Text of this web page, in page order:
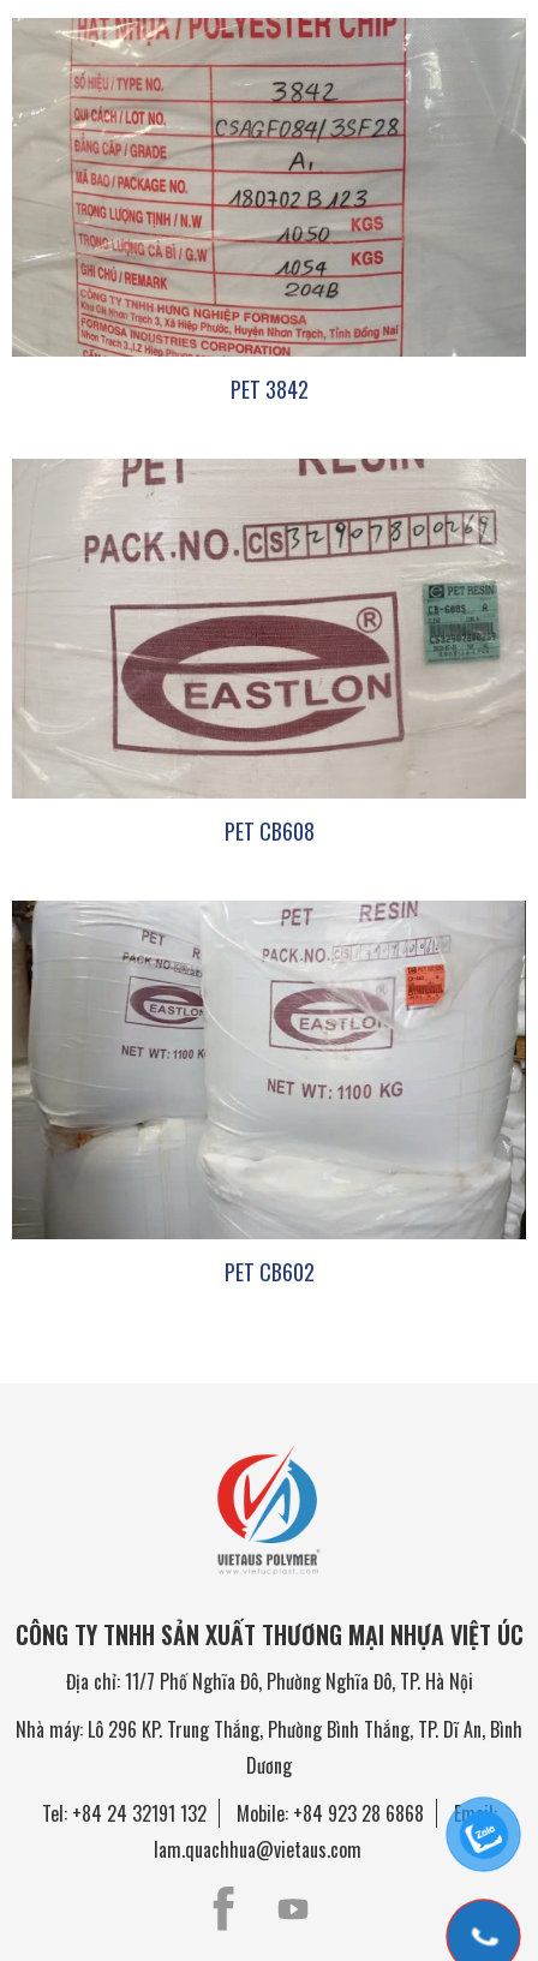
PET 3842
PET CB608
PET CB602
CÔNG TY TNHH SẢN XUẤT THƯƠNG MẠI NHỰA VIỆT ÚC
Địa chỉ: 11/7 Phố Nghĩa Đô, Phường Nghĩa Đô, TP. Hà Nội
Nhà máy: Lô 296 KP. Trung Thắng, Phường Bình Thắng, TP. Dĩ An, Bình
Dương
Tel: +84 24 32191 132 Mobile: +84 923 28 6868
Email:
lam.quachhua@vietaus.com